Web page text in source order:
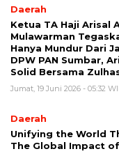
Daerah
Ketua TA Haji Arisal
Mulawarman
Hanya Mundur Dari
DPW PAN Sumbar,
Solid Bersama
Jumat, 19 Juni 2026 - 05:32
Daerah
Unifying the World
The Global Impact